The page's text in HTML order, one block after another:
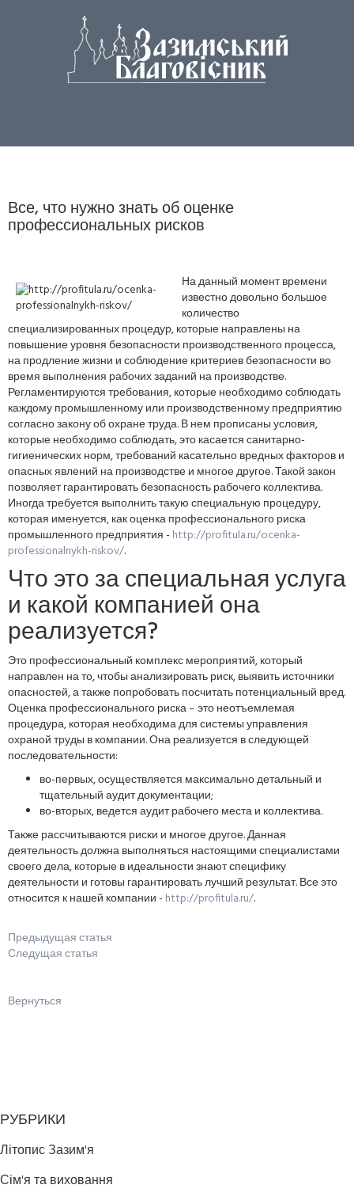
Все, что нужно знать об оценке
профессиональных рисков
На данный момент времени
известно довольно большое
количество
специализированных процедур, которые направлены на
повышение уровня безопасности производственного процесса,
на продление жизни и соблюдение критериев безопасности во
время выполнения рабочих заданий на производстве.
Регламентируются требования, которые необходимо соблюдать
каждому промышленному или производственному предприятию
согласно закону об охране труда. В нем прописаны условия,
которые необходимо соблюдать, это касается санитарно-
гигиенических норм, требований касательно вредных факторов и
опасных явлений на производстве и многое другое. Такой закон
позволяет гарантировать безопасность рабочего коллектива.
Иногда требуется выполнить такую специальную процедуру,
которая именуется, как оценка профессионального риска
промышленного предприятия - http://profitula.ru/ocenka-
professionalnykh-riskov/.
Что это за специальная услуга
и какой компанией она
реализуется?
Это профессиональный комплекс мероприятий, который
направлен на то, чтобы анализировать риск, выявить источники
опасностей, а также попробовать посчитать потенциальный вред.
Оценка профессионального риска – это неотъемлемая
процедура, которая необходима для системы управления
охраной труды в компании. Она реализуется в следующей
последовательности:
во-первых, осуществляется максимально детальный и
тщательный аудит документации;
во-вторых, ведется аудит рабочего места и коллектива.
Также рассчитываются риски и многое другое. Данная
деятельность должна выполняться настоящими специалистами
своего дела, которые в идеальности знают специфику
деятельности и готовы гарантировать лучший результат. Все это
относится к нашей компании - http://profitula.ru/.
Предыдущая статья
Следущая статья
Вернуться
РУБРИКИ
Літопис Зазим'я
Сім'я та виховання